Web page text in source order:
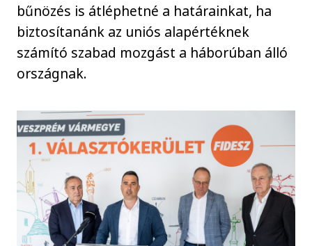
bűnözés is átléphetné a határainkat, ha
biztosítanánk az uniós alapértéknek
számító szabad mozgást a háborúban álló
országnak.